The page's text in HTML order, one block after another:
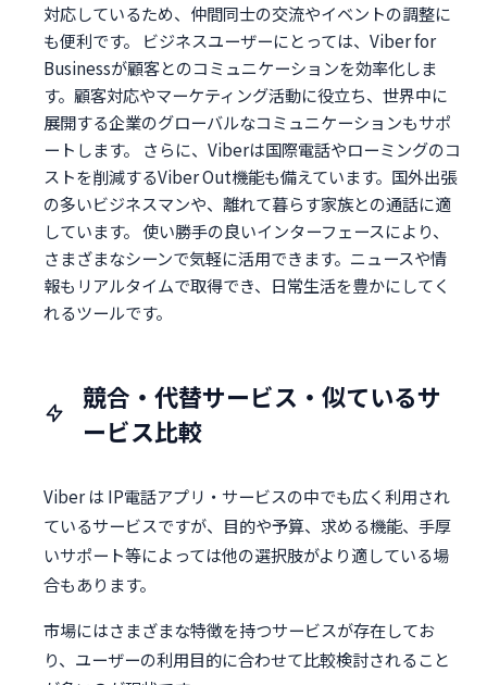
対応しているため、仲間同士の交流やイベントの調整に
も便利です。 ビジネスユーザーにとっては、Viber for
Businessが顧客とのコミュニケーションを効率化しま
す。顧客対応やマーケティング活動に役立ち、世界中に
展開する企業のグローバルなコミュニケーションもサポ
ートします。 さらに、Viberは国際電話やローミングのコ
ストを削減するViber Out機能も備えています。国外出張
の多いビジネスマンや、離れて暮らす家族との通話に適
しています。 使い勝手の良いインターフェースにより、
さまざまなシーンで気軽に活用できます。ニュースや情
報もリアルタイムで取得でき、日常生活を豊かにしてく
れるツールです。
競合・代替サービス・似ているサ
ービス比較
Viber は IP電話アプリ・サービスの中でも広く利用され
ているサービスですが、目的や予算、求める機能、手厚
いサポート等によっては他の選択肢がより適している場
合もあります。
市場にはさまざまな特徴を持つサービスが存在してお
り、ユーザーの利用目的に合わせて比較検討されること